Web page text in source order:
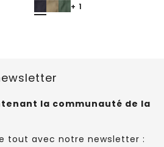
+ 1
la communauté de la
tout avec notre newsletter :